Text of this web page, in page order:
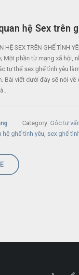
hệ Sex trên
HỆ SEX TRÊN GHẾ TÌNH
Một phần từ mạng xã
tư thế sex ghế tình yêu
Bài viết dưới đây sẽ nói
Category: Góc tư vấn
hệ ghế tình yêu, sex ghế